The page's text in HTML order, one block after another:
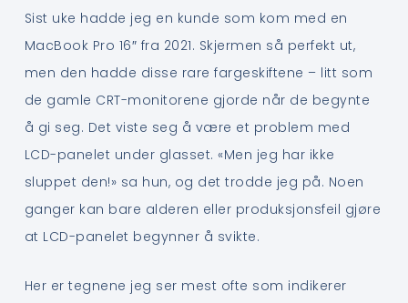
Sist uke hadde jeg en kunde som kom med en
MacBook Pro 16″ fra 2021. Skjermen så perfekt ut,
men den hadde disse rare fargeskiftene – litt som
de gamle CRT-monitorene gjorde når de begynte
å gi seg. Det viste seg å være et problem med
LCD-panelet under glasset. «Men jeg har ikke
sluppet den!» sa hun, og det trodde jeg på. Noen
ganger kan bare alderen eller produksjonsfeil gjøre
at LCD-panelet begynner å svikte.
Her er tegnene jeg ser mest ofte som indikerer